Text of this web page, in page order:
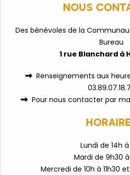
NOUS
Des bénévoles de la
Bureau
1 rue Blanchard à
 Renseignements aux
 Pour nous contacter par
Lundi de 14h à
Mardi de 9h30 à
Mercredi de 10h à 11h30